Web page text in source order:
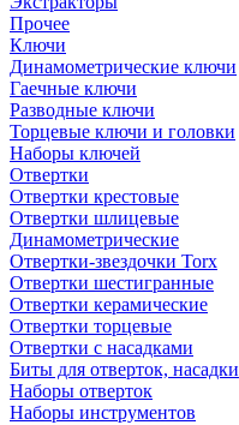
Прочее
Ключи
Динамометрические ключи
Гаечные ключи
Разводные ключи
Торцевые ключи и головки
Наборы ключей
Отвертки
Отвертки крестовые
Отвертки шлицевые
Динамометрические
Отвертки-звездочки Torx
Отвертки шестигранные
Отвертки керамические
Отвертки торцевые
Отвертки с насадками
Биты для отверток, насадки
Наборы отверток
Наборы инструментов